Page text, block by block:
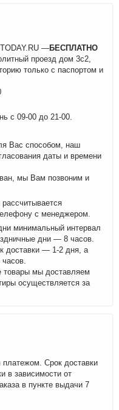
—БЕСПЛАТНО
проезд дом 3с2,
только с паспортом и
с 09-00 до 21-00.
Вас способом, наш
даты и времени
мы Вам позвоним и
с менеджером.
минимальный интервал
дни — 8 часов.
доставки — 1-2 дня, а
товары мы доставляем
осуществляется за
Срок доставки
в зависимости от
в пункте выдачи 7